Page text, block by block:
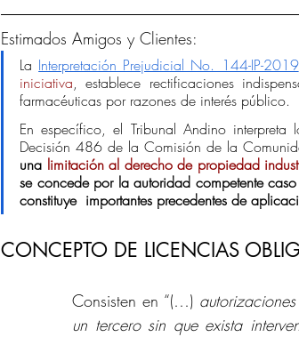
Estimados Amigos y Clientes:
La Interpretación Prejudicial No. 144-IP-2019
iniciativa, establece rectificaciones
farmacéuticas por razones de interés público.
En específico, el Tribunal Andino
Decisión 486 de la Comisión de la
una limitación al derecho de propiedad
se concede por la autoridad competente
constituye  importantes precedentes de
CONCEPTO DE LICENCIAS
Consisten en “(…)
un tercero sin que exista